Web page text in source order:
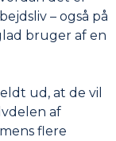
– også på
bruger af en
ud, at de vil
af
flere